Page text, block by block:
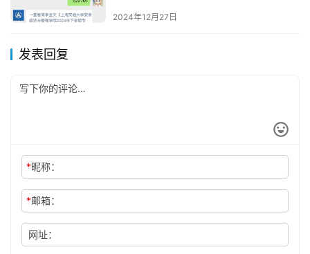
2024年12月27日
发表回复
*昵称：
*邮箱：
网址：